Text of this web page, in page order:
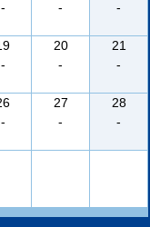
-
-
-
-
20
-
21
-
-
27
-
28
-